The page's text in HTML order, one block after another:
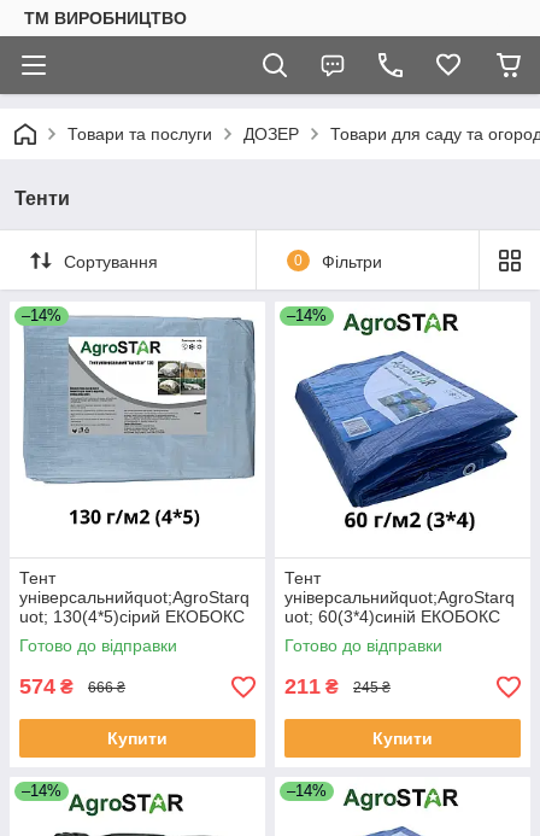
ТМ ВИРОБНИЦТВО
Товари та послуги ДОЗЕР Товари для саду та
Тенти
Сортування 0 Фільтри
–14%
Тент
універсальнийquot;AgroStarq
uot; 130(4*5)сірий ЕКОБОКС
Готово до відправки
574 ₴ 666 ₴
Купити
–14%
Тент
універсальнийquot;AgroStarq
uot; 60(3*4)синій ЕКОБОКС
Готово до відправки
211 ₴ 245 ₴
Купити
–14% –14%